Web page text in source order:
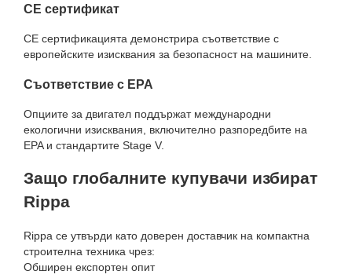
CE сертификат
CE сертификацията демонстрира съответствие с
европейските изисквания за безопасност на машините.
Съответствие с EPA
Опциите за двигател поддържат международни
екологични изисквания, включително разпоредбите на
EPA и стандартите Stage V.
Защо глобалните купувачи избират
Rippa
Rippa се утвърди като доверен доставчик на компактна
строителна техника чрез:
Обширен експортен опит